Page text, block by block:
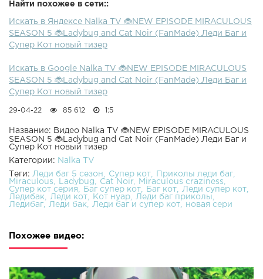
Найти похожее в сети::
Искать в Яндексе Nalka TV 🐞NEW EPISODE MIRACULOUS
SEASON 5 🐞Ladybug and Cat Noir (FanMade) Леди Баг и
Супер Кот новый тизер
Искать в Google Nalka TV 🐞NEW EPISODE MIRACULOUS
SEASON 5 🐞Ladybug and Cat Noir (FanMade) Леди Баг и
Супер Кот новый тизер
29-04-22 85 612 1:5
Название: Видео Nalka TV 🐞NEW EPISODE MIRACULOUS
SEASON 5 🐞Ladybug and Cat Noir (FanMade) Леди Баг и
Супер Кот новый тизер
Категории:
Nalka TV
Теги: Леди баг 5 сезон Супер кот
Приколы леди баг
Miraculous
Ladybug Cat Noir
Miraculous craziness
Супер кот серия
Баг супер кот Баг кот
Леди супер кот
Ледибак
Леди кот Кот нуар
Леди баг приколы
Ледибаг
Леди бак Леди баг и супер кот новая сери
Похожее видео: